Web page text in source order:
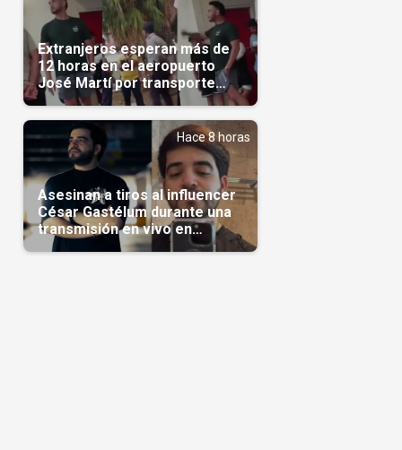
Extranjeros esperan más de
12 horas en el aeropuerto
José Martí por transporte
reservado semanas
antes(Video)
Hace 8 horas
Asesinan a tiros al influencer
César Gastélum durante una
transmisión en vivo en
Sinaloa(Video)